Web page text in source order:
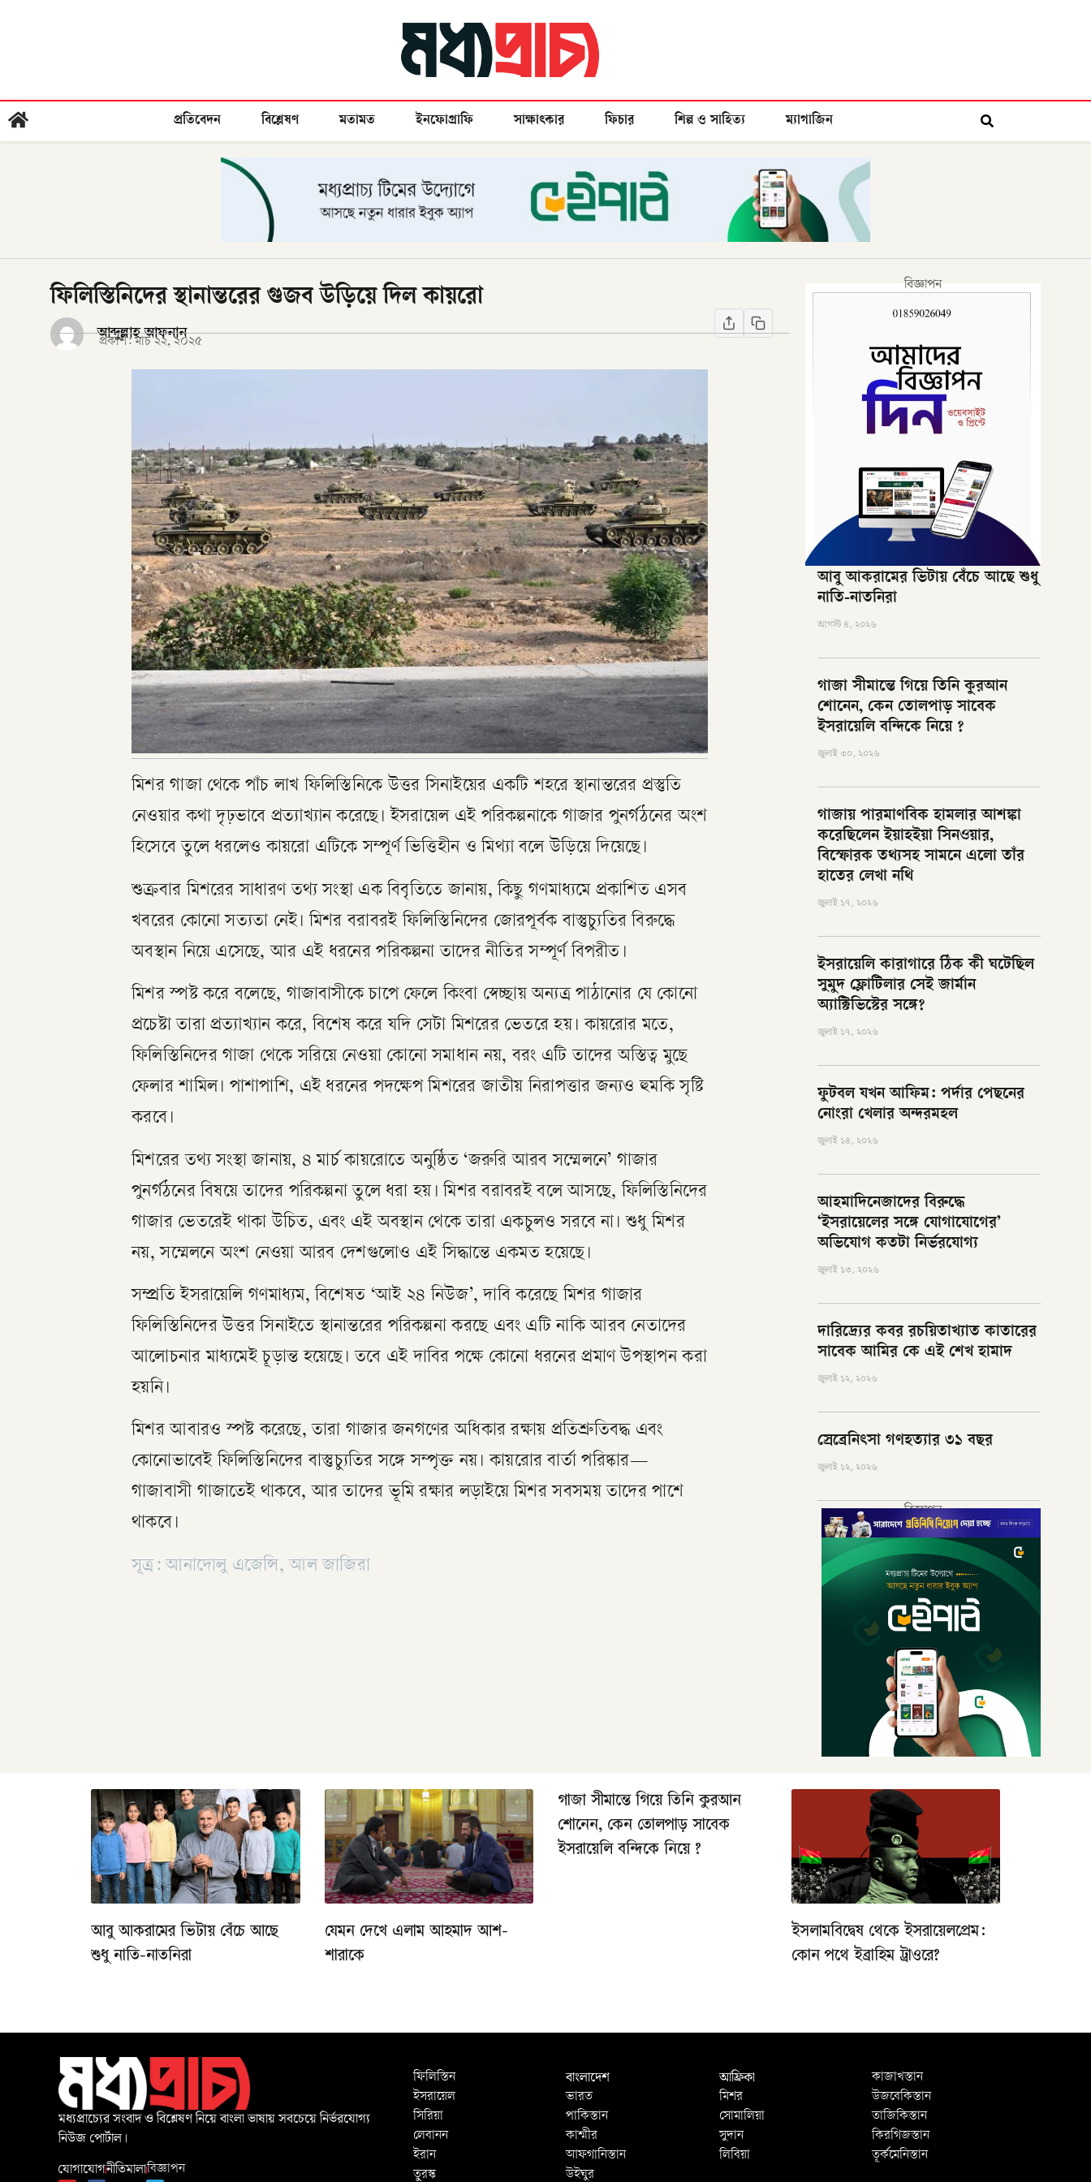
প্রতিবেদন বিশ্লেষণ মতামত ইনফোগ্রাফি সাক্ষাৎকার ফিচার শিল্প ও সাহিত্য ম্যাগাজিন
ফিলিস্তিনিদের স্থানান্তরের গুজব উড়িয়ে দিল কায়রো
আব্দুল্লাহ আফনান
প্রকাশ: মার্চ ২২, ২০২৫
মিশর গাজা থেকে পাঁচ লাখ ফিলিস্তিনিকে উত্তর সিনাইয়ের একটি শহরে স্থানান্তরের প্রস্তুতি
নেওয়ার কথা দৃঢ়ভাবে প্রত্যাখ্যান করেছে। ইসরায়েল এই পরিকল্পনাকে গাজার পুনর্গঠনের অংশ
হিসেবে তুলে ধরলেও কায়রো এটিকে সম্পূর্ণ ভিত্তিহীন ও মিথ্যা বলে উড়িয়ে দিয়েছে।
শুক্রবার মিশরের সাধারণ তথ্য সংস্থা এক বিবৃতিতে জানায়, কিছু গণমাধ্যমে প্রকাশিত এসব
খবরের কোনো সত্যতা নেই। মিশর বরাবরই ফিলিস্তিনিদের জোরপূর্বক বাস্তুচ্যুতির বিরুদ্ধে
অবস্থান নিয়ে এসেছে, আর এই ধরনের পরিকল্পনা তাদের নীতির সম্পূর্ণ বিপরীত।
মিশর স্পষ্ট করে বলেছে, গাজাবাসীকে চাপে ফেলে কিংবা স্বেচ্ছায় অন্যত্র পাঠানোর যে কোনো
প্রচেষ্টা তারা প্রত্যাখ্যান করে, বিশেষ করে যদি সেটা মিশরের ভেতরে হয়। কায়রোর মতে,
ফিলিস্তিনিদের গাজা থেকে সরিয়ে নেওয়া কোনো সমাধান নয়, বরং এটি তাদের অস্তিত্ব মুছে
ফেলার শামিল। পাশাপাশি, এই ধরনের পদক্ষেপ মিশরের জাতীয় নিরাপত্তার জন্যও হুমকি সৃষ্টি
করবে।
মিশরের তথ্য সংস্থা জানায়, ৪ মার্চ কায়রোতে অনুষ্ঠিত ‘জরুরি আরব সম্মেলনে’ গাজার
পুনর্গঠনের বিষয়ে তাদের পরিকল্পনা তুলে ধরা হয়। মিশর বরাবরই বলে আসছে, ফিলিস্তিনিদের
গাজার ভেতরেই থাকা উচিত, এবং এই অবস্থান থেকে তারা একচুলও সরবে না। শুধু মিশর
নয়, সম্মেলনে অংশ নেওয়া আরব দেশগুলোও এই সিদ্ধান্তে একমত হয়েছে।
সম্প্রতি ইসরায়েলি গণমাধ্যম, বিশেষত ‘আই ২৪ নিউজ’, দাবি করেছে মিশর গাজার
ফিলিস্তিনিদের উত্তর সিনাইতে স্থানান্তরের পরিকল্পনা করছে এবং এটি নাকি আরব নেতাদের
আলোচনার মাধ্যমেই চূড়ান্ত হয়েছে। তবে এই দাবির পক্ষে কোনো ধরনের প্রমাণ উপস্থাপন করা
হয়নি।
মিশর আবারও স্পষ্ট করেছে, তারা গাজার জনগণের অধিকার রক্ষায় প্রতিশ্রুতিবদ্ধ এবং
কোনোভাবেই ফিলিস্তিনিদের বাস্তুচ্যুতির সঙ্গে সম্পৃক্ত নয়। কায়রোর বার্তা পরিষ্কার—
গাজাবাসী গাজাতেই থাকবে, আর তাদের ভূমি রক্ষার লড়াইয়ে মিশর সবসময় তাদের পাশে
থাকবে।
সূত্র: আনাদোলু এজেন্সি, আল জাজিরা
বিজ্ঞাপন
আবু আকরামের ভিটায় বেঁচে আছে শুধু
নাতি-নাতনিরা
আগস্ট ৪, ২০২৬
গাজা সীমান্তে গিয়ে তিনি কুরআন
শোনেন, কেন তোলপাড় সাবেক
ইসরায়েলি বন্দিকে নিয়ে ?
জুলাই ৩০, ২০২৬
গাজায় পারমাণবিক হামলার আশঙ্কা
করেছিলেন ইয়াহইয়া সিনওয়ার,
বিস্ফোরক তথ্যসহ সামনে এলো তাঁর
হাতের লেখা নথি
জুলাই ১৭, ২০২৬
ইসরায়েলি কারাগারে ঠিক কী ঘটেছিল
সুমুদ ফ্লোটিলার সেই জার্মান
অ্যাক্টিভিস্টের সঙ্গে?
জুলাই ১৭, ২০২৬
ফুটবল যখন আফিম: পর্দার পেছনের
নোংরা খেলার অন্দরমহল
জুলাই ১৪, ২০২৬
আহমাদিনেজাদের বিরুদ্ধে
‘ইসরায়েলের সঙ্গে যোগাযোগের’
অভিযোগ কতটা নির্ভরযোগ্য
জুলাই ১৩, ২০২৬
দারিদ্র্যের কবর রচয়িতাখ্যাত কাতারের
সাবেক আমির কে এই শেখ হামাদ
জুলাই ১২, ২০২৬
স্রেব্রেনিৎসা গণহত্যার ৩১ বছর
জুলাই ১২, ২০২৬
বিজ্ঞাপন
আবু আকরামের ভিটায় বেঁচে আছে
শুধু নাতি-নাতনিরা
যেমন দেখে এলাম আহমাদ আশ-
শারাকে
গাজা সীমান্তে গিয়ে তিনি কুরআন
শোনেন, কেন তোলপাড় সাবেক
ইসরায়েলি বন্দিকে নিয়ে ?
ইসলামবিদ্বেষ থেকে ইসরায়েলপ্রেম:
কোন পথে ইব্রাহিম ট্রাওরে?
মধ্যপ্রাচ্যের সংবাদ ও বিশ্লেষণ নিয়ে বাংলা ভাষায় সবচেয়ে নির্ভরযোগ্য
নিউজ পোর্টাল।
যোগাযোগনীতিমালাবিজ্ঞাপন
ফিলিস্তিন
ইসরায়েল
সিরিয়া
লেবানন
ইরান
তুরস্ক
বাংলাদেশ
ভারত
পাকিস্তান
কাশ্মীর
আফগানিস্তান
উইঘুর
আফ্রিকা
মিশর
সোমালিয়া
সুদান
লিবিয়া
কাজাখস্তান
উজবেকিস্তান
তাজিকিস্তান
কিরগিজস্তান
তূর্কমেনিস্তান